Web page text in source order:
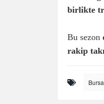
birlikte
Bu sezon
rakip